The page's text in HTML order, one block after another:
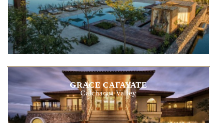
GRACE CAFAYATE
Calchaqui Valley